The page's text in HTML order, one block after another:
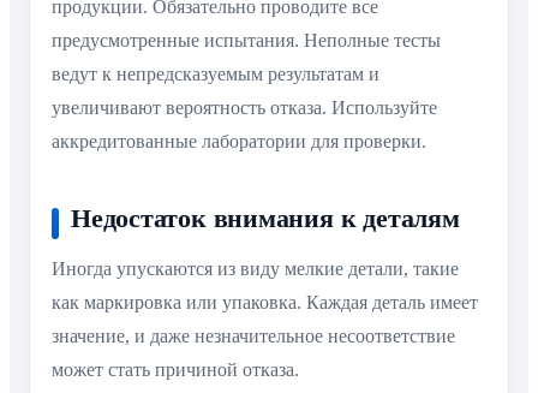
продукции. Обязательно проводите все
предусмотренные испытания. Неполные тесты
ведут к непредсказуемым результатам и
увеличивают вероятность отказа. Используйте
аккредитованные лаборатории для проверки.
Недостаток внимания к деталям
Иногда упускаются из виду мелкие детали, такие
как маркировка или упаковка. Каждая деталь имеет
значение, и даже незначительное несоответствие
может стать причиной отказа.